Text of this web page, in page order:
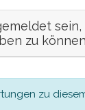
sein,
zu
zu